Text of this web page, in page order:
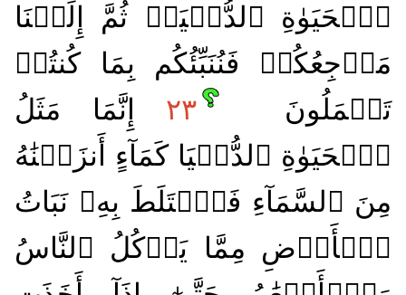
ٱلۡحَيَوٰةِ ٱلدُّنۡيَاۖ ثُمَّ إِلَيۡنَا
مَرۡجِعُكُمۡ فَنُنَبِّئُكُم بِمَا كُنتُمۡ
تَعۡمَلُونَ
٢٣ إِنَّمَا مَثَلُ
ٱلۡحَيَوٰةِ ٱلدُّنۡيَا كَمَآءٍ أَنزَلۡنَٰهُ
مِنَ ٱلسَّمَآءِ فَٱخۡتَلَطَ بِهِۦ نَبَاتُ
ٱلۡأَرۡضِ مِمَّا يَأۡكُلُ ٱلنَّاسُ